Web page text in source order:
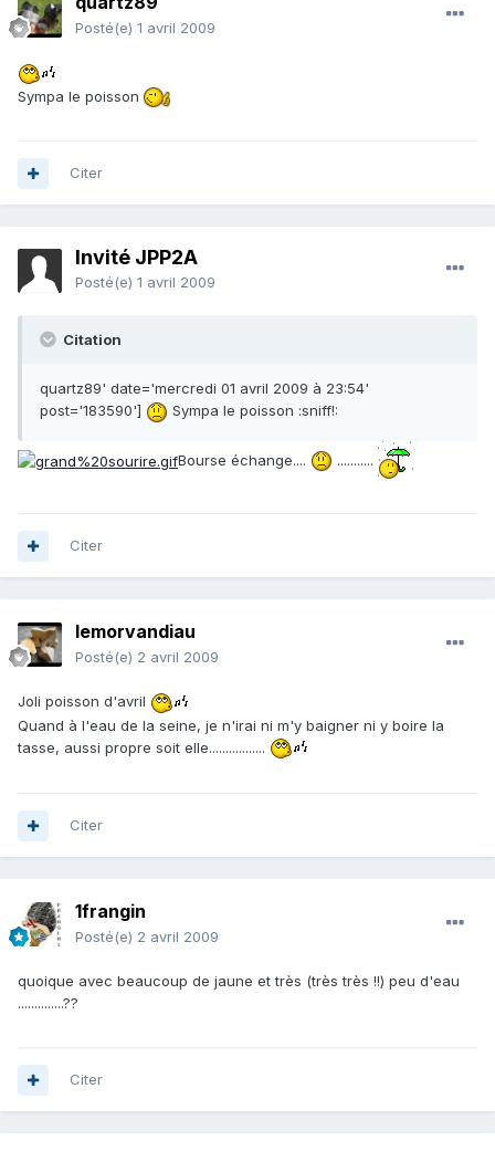
Posté(e) 1 avril 2009
Sympa le poisson
Citer
Invité JPP2A
Posté(e) 1 avril 2009
Citation
quartz89' date='mercredi 01 avril 2009 à 23:54'
post='183590']
Sympa le poisson :sniff!:
Bourse échange.... ...........
Citer
lemorvandiau
Posté(e) 2 avril 2009
Joli poisson d'avril
Quand à l'eau de la seine, je n'irai ni m'y baigner ni y boire la
tasse, aussi propre soit elle.................
Citer
1frangin
Posté(e) 2 avril 2009
quoique avec beaucoup de jaune et très (très très !!) peu d'eau
..............??
Citer